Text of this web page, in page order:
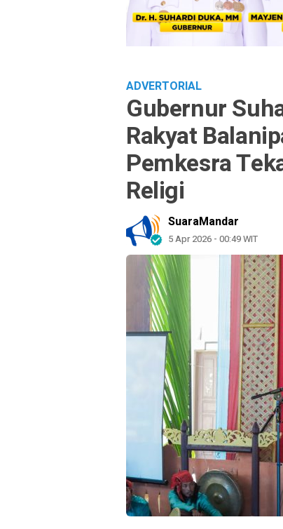
ADVERTORIAL
Gubernur
Rakyat
Pemkesra
Religi
SuaraMandar
5 Apr 2026 - 00:49 WIT